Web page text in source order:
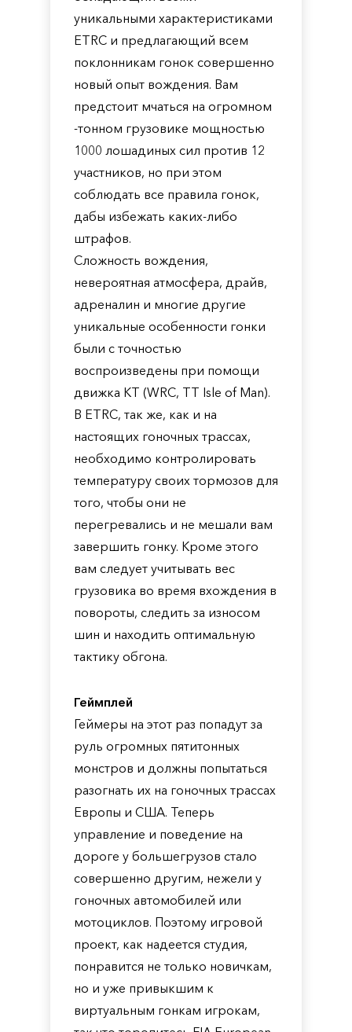
уникальными характеристиками
ETRC и предлагающий всем
поклонникам гонок совершенно
новый опыт вождения. Вам
предстоит мчаться на огромном
-тонном грузовике мощностью
1000 лошадиных сил против 12
участников, но при этом
соблюдать все правила гонок,
дабы избежать каких-либо
штрафов.
Сложность вождения,
невероятная атмосфера, драйв,
адреналин и многие другие
уникальные особенности гонки
были с точностью
воспроизведены при помощи
движка KT (WRC, TT Isle of Man).
В ETRC, так же, как и на
настоящих гоночных трассах,
необходимо контролировать
температуру своих тормозов для
того, чтобы они не
перегревались и не мешали вам
завершить гонку. Кроме этого
вам следует учитывать вес
грузовика во время вхождения в
повороты, следить за износом
шин и находить оптимальную
тактику обгона.
Геймплей
Геймеры на этот раз попадут за
руль огромных пятитонных
монстров и должны попытаться
разогнать их на гоночных трассах
Европы и США. Теперь
управление и поведение на
дороге у большегрузов стало
совершенно другим, нежели у
гоночных автомобилей или
мотоциклов. Поэтому игровой
проект, как надеется студия,
понравится не только новичкам,
но и уже привыкшим к
виртуальным гонкам игрокам,